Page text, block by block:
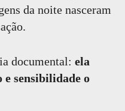
da noite nasceram
documental: ela
e sensibilidade o